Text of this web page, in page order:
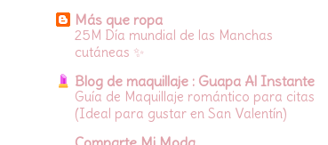
Más que ropa
25M Día mundial de las Manchas
cutáneas ✨
Blog de maquillaje : Guapa Al Instante
Guía de Maquillaje romántico para citas
(Ideal para gustar en San Valentín)